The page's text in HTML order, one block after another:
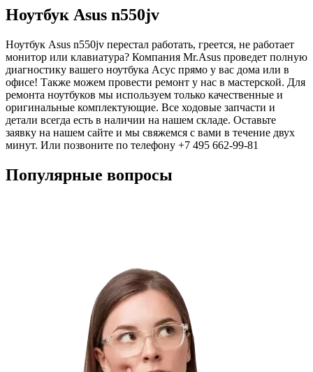
Ноутбук Asus n550jv
Ноутбук Asus n550jv перестал работать, греется, не работает
монитор или клавиатура? Компания Mr.Asus проведет полную
диагностику вашего ноутбука Асус прямо у вас дома или в
офисе! Также можем провести ремонт у нас в мастерской. Для
ремонта ноутбуков мы используем только качественные и
оригинальные комплектующие. Все ходовые запчасти и
детали всегда есть в наличии на нашем складе. Оставьте
заявку на нашем сайте и мы свяжемся с вами в течение двух
минут. Или позвоните по телефону +7 495 662-99-81
Популярные вопросы